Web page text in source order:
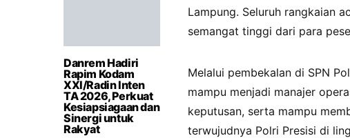
Danrem Hadiri
Rapim Kodam
XXI/Radin Inten
TA 2026, Perkuat
Kesiapsiagaan dan
Sinergi untuk
Rakyat
Lampung. Seluruh rangkaian
semangat tinggi dari para
Melalui pembekalan di SPN
mampu menjadi manajer
keputusan, serta mampu
terwujudnya Polri Presisi di